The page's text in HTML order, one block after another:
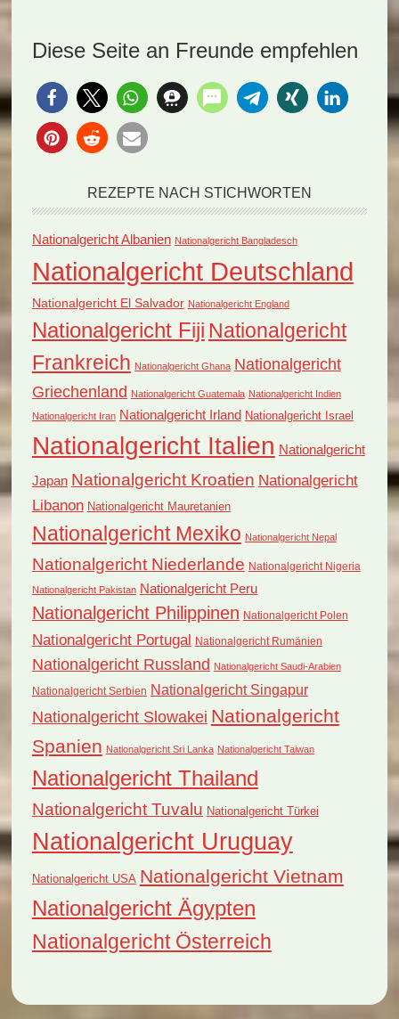
Diese Seite an Freunde empfehlen
REZEPTE NACH STICHWORTEN
Nationalgericht Albanien Nationalgericht Bangladesch
Nationalgericht Deutschland
Nationalgericht El Salvador Nationalgericht England
Nationalgericht Fiji Nationalgericht
Frankreich Nationalgericht Ghana Nationalgericht
Griechenland Nationalgericht Guatemala Nationalgericht Indien
Nationalgericht Iran Nationalgericht Irland Nationalgericht Israel
Nationalgericht Italien Nationalgericht
Japan Nationalgericht Kroatien Nationalgericht
Libanon Nationalgericht Mauretanien
Nationalgericht Mexiko Nationalgericht Nepal
Nationalgericht Niederlande Nationalgericht Nigeria
Nationalgericht Pakistan Nationalgericht Peru
Nationalgericht Philippinen Nationalgericht Polen
Nationalgericht Portugal Nationalgericht Rumänien
Nationalgericht Russland Nationalgericht Saudi-Arabien
Nationalgericht Serbien Nationalgericht Singapur
Nationalgericht Slowakei Nationalgericht
Spanien Nationalgericht Sri Lanka Nationalgericht Taiwan
Nationalgericht Thailand
Nationalgericht Tuvalu Nationalgericht Türkei
Nationalgericht Uruguay
Nationalgericht USA Nationalgericht Vietnam
Nationalgericht Ägypten
Nationalgericht Österreich